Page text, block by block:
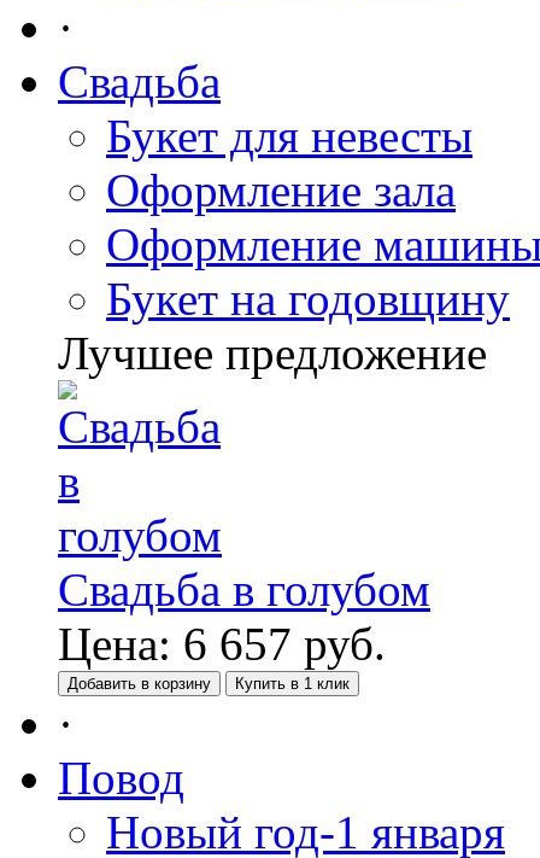
·
Свадьба
Букет для невесты
Оформление зала
Оформление
Букет на годовщину
Лучшее предложение
Свадьба в голубом
Цена: 6 657 руб.
Добавить в корзину Купить в 1 клик
·
Повод
Новый год-1 января